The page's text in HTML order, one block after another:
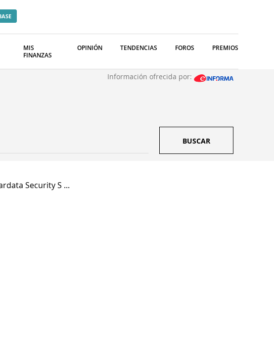
MIS
FINANZAS
OPINIÓN TENDENCIAS FOROS PREMIOS
Información ofrecida por:
BUSCAR
Security S ...